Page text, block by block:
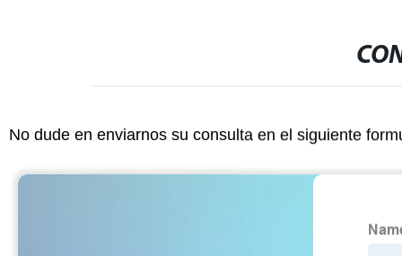
No dude en enviarnos su consulta en el siguiente